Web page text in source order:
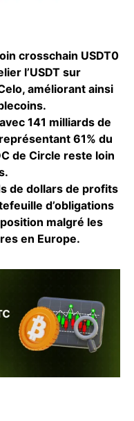
crosschain USDT0
l’USDT sur
améliorant ainsi
141 milliards de
61% du
de Circle reste loin
de dollars de profits
d’obligations
malgré les
en Europe.